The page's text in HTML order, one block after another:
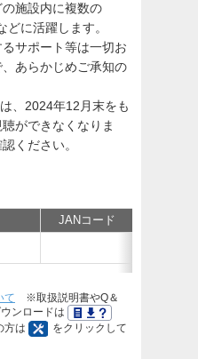
施設内に複数の
に活躍します。
サポート等は一切お
あらかじめご承知の
、2024年12月末をも
ができなくなりま
ください。
JANコード
て ※取扱説明書やQ＆
ンロードは
方は
をクリックして